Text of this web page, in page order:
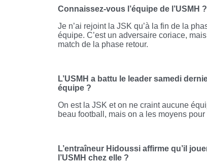
Connaissez-vous l’équipe de l’USMH ?
Je n’ai rejoint la JSK qu’à la fin de la
équipe. C’est un adversaire coriace,
match de la phase retour.
L’USMH a battu le leader samedi
équipe ?
On est la JSK et on ne craint aucune
beau football, mais on a les moyens
L’entraîneur Hidoussi affirme qu’il
l’USMH chez elle ?